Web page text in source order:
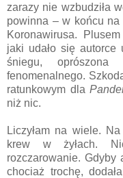
zarazy nie wzbudziła
powinna – w końcu
Koronawirusa.
jaki udało się autorce
śniegu,
fenomenalnego.
ratunkowym dla
niż nic.
Liczyłam na wiele.
krew w żyłach.
rozczarowanie. Gdyby
chociaż trochę,